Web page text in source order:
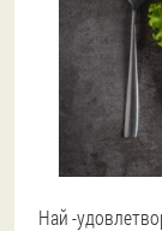
Най -